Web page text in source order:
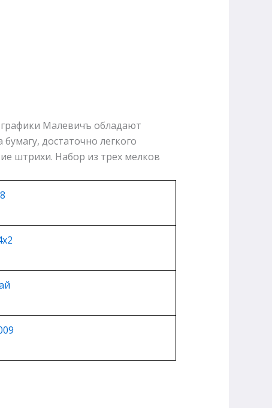
Малевичъ обладают
достаточно легкого
штрихи. Набор из трех мелков